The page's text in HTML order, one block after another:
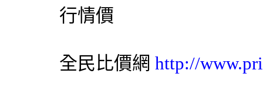
行情價
全民比價網 http://